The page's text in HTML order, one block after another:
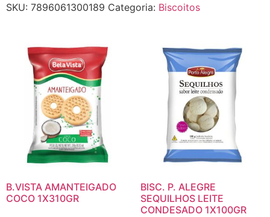
SKU: 7896061300189 Categoria: Biscoitos
B.VISTA AMANTEIGADO
COCO 1X310GR
BISC. P. ALEGRE
SEQUILHOS LEITE
CONDESADO 1X100GR